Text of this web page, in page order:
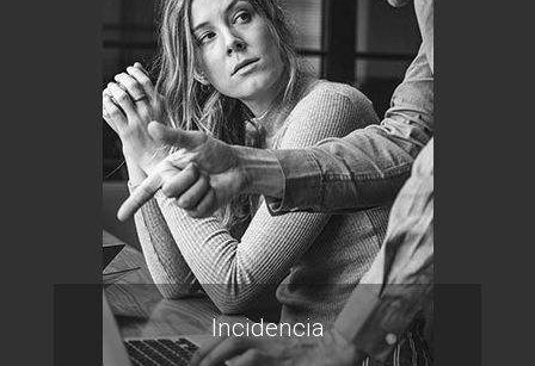
Incidencia